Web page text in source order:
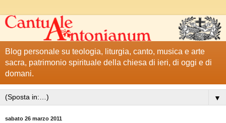
Blog personale su teologia, liturgia, canto, musica e arte
sacra, patrimonio spirituale della chiesa di ieri, di oggi e di
domani.
▼
sabato 26 marzo 2011